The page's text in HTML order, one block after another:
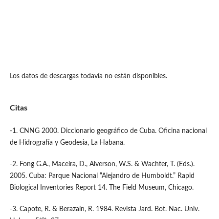
Los datos de descargas todavía no están disponibles.
Citas
-1. CNNG 2000. Diccionario geográfico de Cuba. Oficina nacional
de Hidrografía y Geodesia, La Habana.
-2. Fong G.A., Maceira, D., Alverson, W.S. & Wachter, T. (Eds.).
2005. Cuba: Parque Nacional “Alejandro de Humboldt.” Rapid
Biological Inventories Report 14. The Field Museum, Chicago.
-3. Capote, R. & Berazaín, R. 1984. Revista Jard. Bot. Nac. Univ.